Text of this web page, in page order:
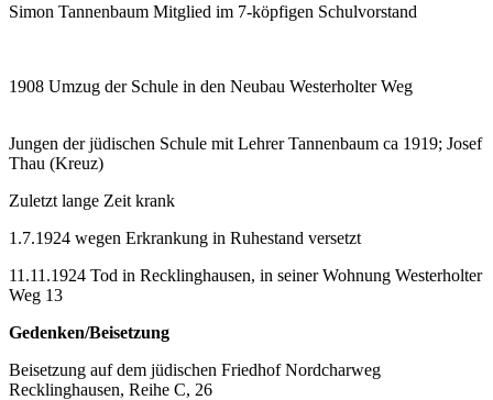
Simon Tannenbaum Mitglied im 7-köpfigen Schulvorstand
1908 Umzug der Schule in den Neubau Westerholter Weg
Jungen der jüdischen Schule mit Lehrer Tannenbaum ca 1919; Josef
Thau (Kreuz)
Zuletzt lange Zeit krank
1.7.1924 wegen Erkrankung in Ruhestand versetzt
11.11.1924 Tod in Recklinghausen, in seiner Wohnung Westerholter
Weg 13
Gedenken/Beisetzung
Beisetzung auf dem jüdischen Friedhof Nordcharweg
Recklinghausen, Reihe C, 26